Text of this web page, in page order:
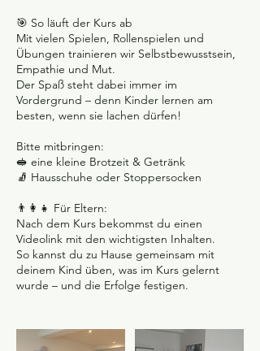
🎯 So läuft der Kurs ab
Mit vielen Spielen, Rollenspielen und
Übungen trainieren wir Selbstbewusstsein,
Empathie und Mut.
Der Spaß steht dabei immer im
Vordergrund – denn Kinder lernen am
besten, wenn sie lachen dürfen!
Bitte mitbringen:
🥪 eine kleine Brotzeit & Getränk
🧦 Hausschuhe oder Stoppersocken
👨‍👩‍👧 Für Eltern:
Nach dem Kurs bekommst du einen
Videolink mit den wichtigsten Inhalten.
So kannst du zu Hause gemeinsam mit
deinem Kind üben, was im Kurs gelernt
wurde – und die Erfolge festigen.